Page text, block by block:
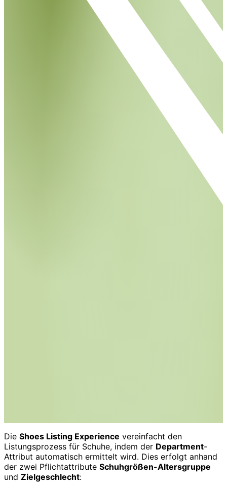
Die Shoes Listing Experience vereinfacht den
Listungsprozess für Schuhe, indem der Department-
Attribut automatisch ermittelt wird. Dies erfolgt anhand
der zwei Pflichtattribute Schuhgrößen-Altersgruppe
und Zielgeschlecht: